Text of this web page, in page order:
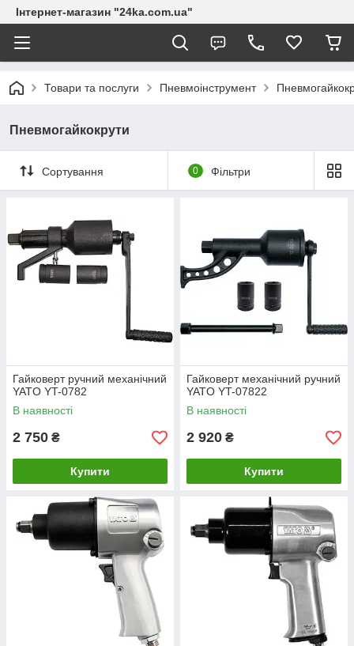
Інтернет-магазин "24ka.com.ua"
Товари та послуги Пневмоінструмент
Пневмогайкокрути
Сортування 0 Фільтри
Гайковерт ручний механічний
YATO YT-0782
В наявності
2 750 ₴
Купити
Гайковерт механічний ручний
YATO YT-07822
В наявності
2 920 ₴
Купити